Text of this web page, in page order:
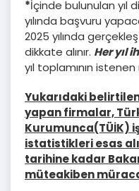
*İçinde bulunulan yıl
yılında başvuru
2025 yılında
dikkate alınır. Her yıl
yıl toplamının
Yukarıdaki
yapan firmalar,
Kurumunca(TÜİK)
istatistikleri esas
tarihine kadar
müteakiben